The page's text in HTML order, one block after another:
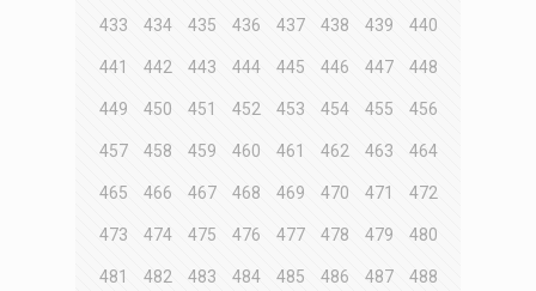
433 434 435 436 437 438 439 440
441 442 443 444 445 446 447 448
449 450 451 452 453 454 455 456
457 458 459 460 461 462 463 464
465 466 467 468 469 470 471 472
473 474 475 476 477 478 479 480
481 482 483 484 485 486 487 488